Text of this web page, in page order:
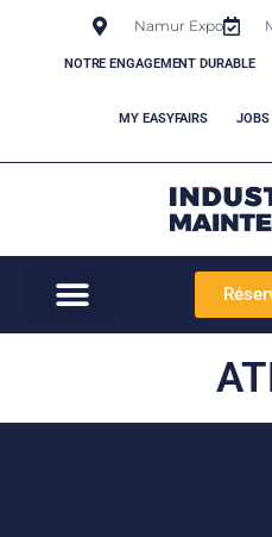
Namur Expo
NOTRE ENGAGEMENT DURABLE
MY EASYFAIRS JOBS